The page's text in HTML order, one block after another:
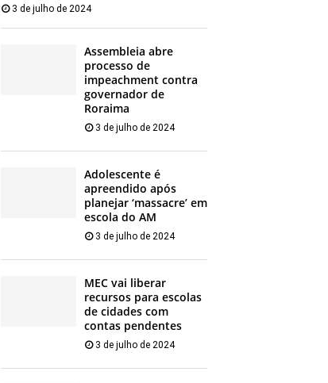
3 de julho de 2024
Assembleia abre
processo de
impeachment contra
governador de
Roraima
3 de julho de 2024
Adolescente é
apreendido após
planejar ‘massacre’ em
escola do AM
3 de julho de 2024
MEC vai liberar
recursos para escolas
de cidades com
contas pendentes
3 de julho de 2024